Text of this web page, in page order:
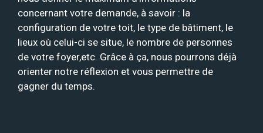
concernant votre demande, à savoir : la
configuration de votre toit, le type de bâtiment, le
lieux où celui-ci se situe, le nombre de personnes
de votre foyer,etc. Grâce à ça, nous pourrons déjà
orienter notre réflexion et vous permettre de
gagner du temps.